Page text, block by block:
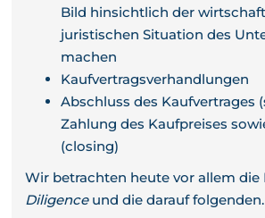
Bild hinsichtlich der
juristischen Situation des
machen
Kaufvertragsverhandlungen
Abschluss des Kaufvertrages
Zahlung des Kaufpreises
(closing)
Wir betrachten heute vor allem die
Diligenceund die darauf folgenden.